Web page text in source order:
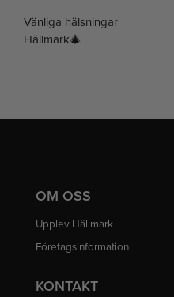
Vänliga hälsningar
Hällmark🎄
OM OSS
Upplev Hällmark
Företagsinformation
KONTAKT